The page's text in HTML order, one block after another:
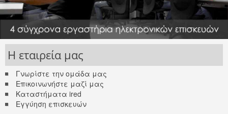
Η εταιρεία μας
Γνωρίστε την ομάδα μας
Επικοινωνήστε μαζί μας
Καταστήματα ired
Εγγύηση επισκευών